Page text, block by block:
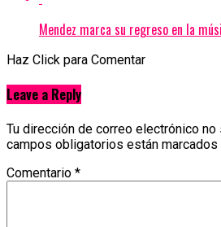
Mendez marca su regreso en la
Haz Click para Comentar
Leave a Reply
Tu dirección de correo electrónico no
campos obligatorios están marcados
Comentario *